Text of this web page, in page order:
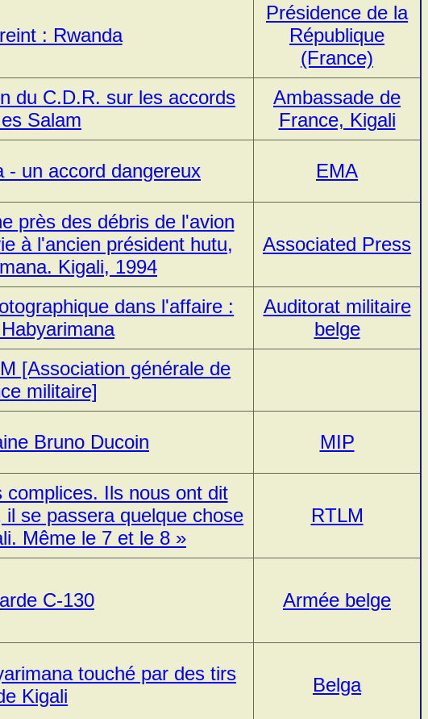
: Rwanda
Présidence de la
République
(France)
du C.D.R. sur les accords
Salam
Ambassade de
France, Kigali
- un accord dangereux EMA
près des débris de l'avion
à l'ancien président hutu,
Kigali, 1994
Associated Press
dans l'affaire :
Auditorat militaire
belge
[Association générale de
militaire]
Bruno Ducoin MIP
Ils nous ont dit
se passera quelque chose
Même le 7 et le 8 »
RTLM
C-130 Armée belge
touché par des tirs
Kigali
Belga